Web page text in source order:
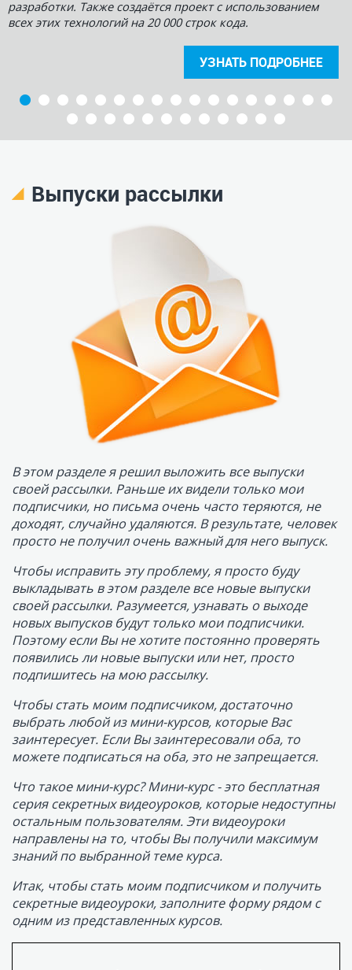
В этом разделе я решил выложить все выпуски
своей рассылки. Раньше их видели только мои
подписчики, но письма очень часто теряются, не
доходят, случайно удаляются. В результате, человек
просто не получил очень важный для него выпуск.
Чтобы исправить эту проблему, я просто буду
выкладывать в этом разделе все новые выпуски
своей рассылки. Разумеется, узнавать о выходе
новых выпусков будут только мои подписчики.
Поэтому если Вы не хотите постоянно проверять
появились ли новые выпуски или нет, просто
Чтобы стать моим подписчиком, достаточно
выбрать любой из мини-курсов, которые Вас
заинтересует. Если Вы заинтересовали оба, то
можете подписаться на оба, это не запрещается.
Что такое мини-курс? Мини-курс - это бесплатная
серия секретных видеоуроков, которые недоступны
остальным пользователям. Эти видеоуроки
направлены на то, чтобы Вы получили максимум
знаний по выбранной теме курса.
Итак, чтобы стать моим подписчиком и получить
секретные видеоуроки, заполните форму рядом с
одним из представленных курсов.
Профессиональная Web-